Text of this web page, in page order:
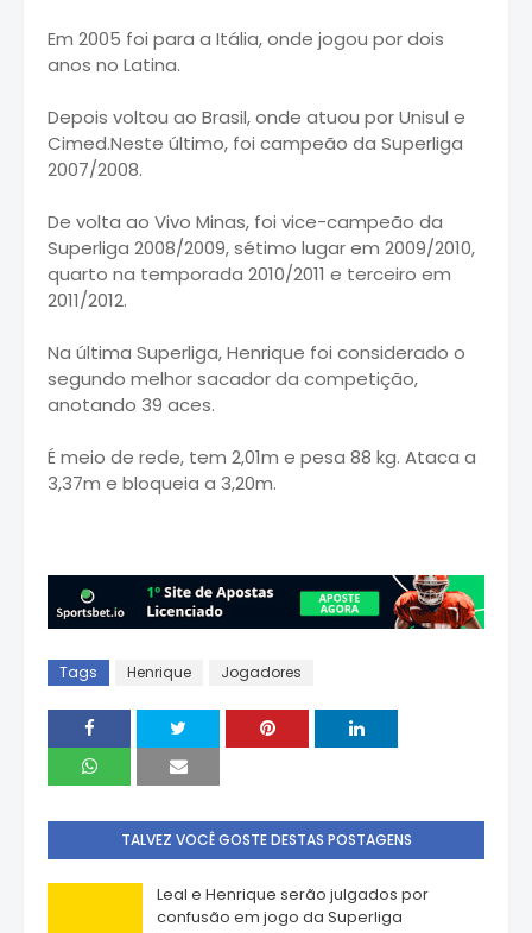
Em 2005 foi para a Itália, onde jogou por dois
anos no Latina.
Depois voltou ao Brasil, onde atuou por Unisul e
Cimed.Neste último, foi campeão da Superliga
2007/2008.
De volta ao Vivo Minas, foi vice-campeão da
Superliga 2008/2009, sétimo lugar em 2009/2010,
quarto na temporada 2010/2011 e terceiro em
2011/2012.
Na última Superliga, Henrique foi considerado o
segundo melhor sacador da competição,
anotando 39 aces.
É meio de rede, tem 2,01m e pesa 88 kg. Ataca a
3,37m e bloqueia a 3,20m.
Tags Henrique Jogadores
TALVEZ VOCÊ GOSTE DESTAS POSTAGENS
Leal e Henrique serão julgados por
confusão em jogo da Superliga